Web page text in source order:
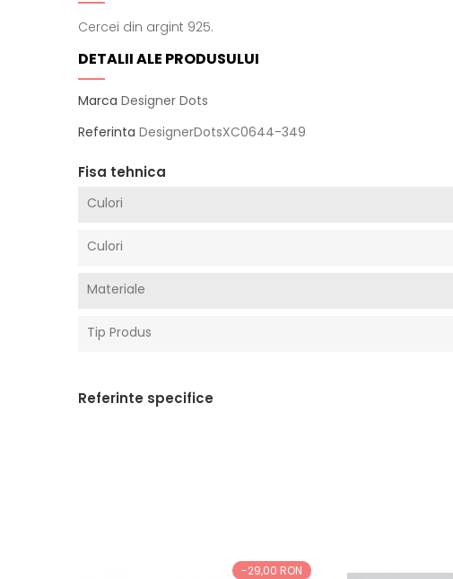
Cercei din argint 925.
DETALII ALE PRODUSULUI
Marca Designer Dots
Referinta DesignerDotsXC0644-349
Fisa tehnica
Culori
Culori
Materiale
Tip Produs
Referinte specifice
-29,00 RON